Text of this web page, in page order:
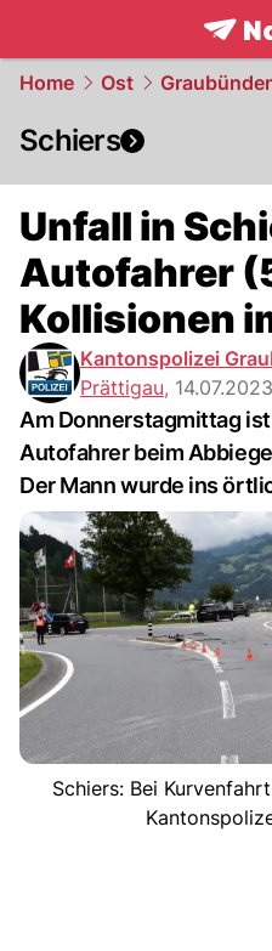
Home Ost
Schiers
Unfall in
Autofahrer
Kollisionen
Kantonspolizei
Prättigau,
Am Donnerstagmittag
Autofahrer beim
Der Mann wurde ins
Schiers: Bei